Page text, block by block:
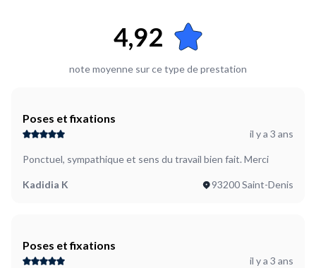
4,92
note moyenne sur ce type de prestation
Poses et fixations
il y a 3 ans
Ponctuel, sympathique et sens du travail bien fait. Merci
Kadidia K 93200 Saint-Denis
Poses et fixations
il y a 3 ans